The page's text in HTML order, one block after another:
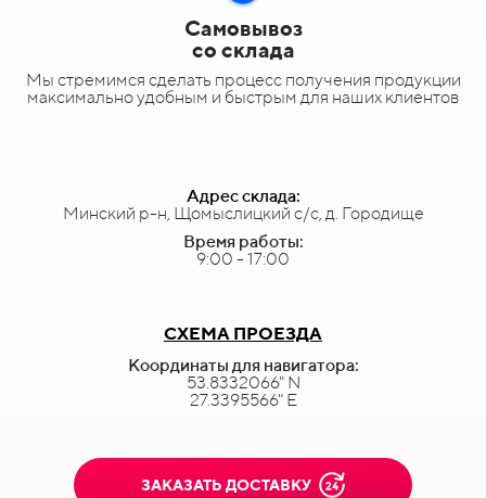
Самовывоз
со склада
Мы стремимся сделать процесс получения продукции
максимально удобным и быстрым для наших клиентов
Адрес склада:
Минский р-н, Щомыслицкий с/с, д. Городище
Время работы:
9:00 - 17:00
СХЕМА ПРОЕЗДА
Координаты для навигатора:
53.8332066" N
27.3395566" E
ЗАКАЗАТЬ ДОСТАВКУ